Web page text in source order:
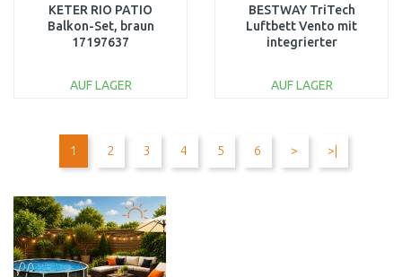
KETER RIO PATIO
Balkon-Set, braun
17197637
AUF LAGER
BESTWAY TriTech
Luftbett Vento mit
integrierter
AUF LAGER
Vergleichen
1 2 3 4 5 6 > >|